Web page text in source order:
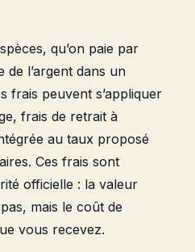
qu’on paie par
de l’argent dans un
frais peuvent s’appliquer
frais de retrait à
au taux proposé
Ces frais sont
officielle : la valeur
mais le coût de
vous recevez.